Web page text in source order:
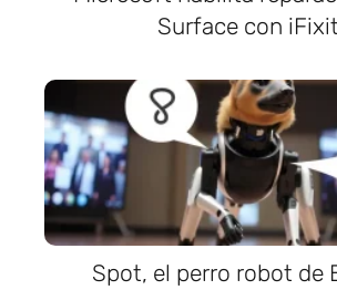
Surface con iFixit
Spot, el perro robot de